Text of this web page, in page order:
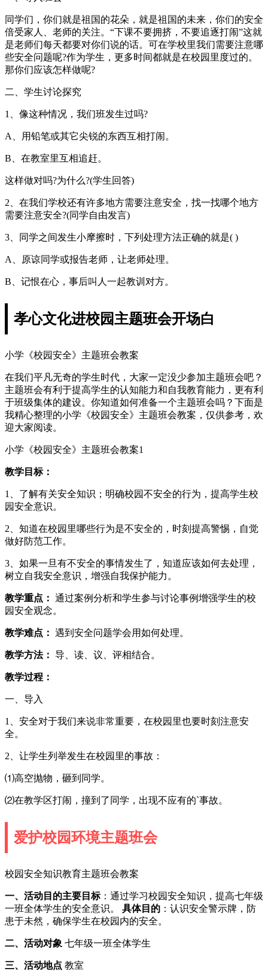
同学们，你们就是祖国的花朵，就是祖国的未来，你们的安全
倍受家人、老师的关注。“下课不要拥挤，不要追逐打闹”这就
是老师们每天都要对你们说的话。可在学校里我们需要注意哪
些安全问题呢?作为学生，更多时间都就是在校园里度过的。
那你们应该怎样做呢?
二、学生讨论探究
1、像这种情况，我们班发生过吗?
A、用铅笔或其它尖锐的东西互相打闹。
B、在教室里互相追赶。
这样做对吗?为什么?(学生回答)
2、在我们学校还有许多地方需要注意安全，找一找哪个地方
需要注意安全?(同学自由发言)
3、同学之间发生小摩擦时，下列处理方法正确的就是( )
A、原谅同学或报告老师，让老师处理。
B、记恨在心，事后叫人一起教训对方。
孝心文化进校园主题班会开场白
小学《校园安全》主题班会教案
在我们平凡无奇的学生时代，大家一定没少参加主题班会吧？
主题班会有利于提高学生的认知能力和自我教育能力，更有利
于班级集体的建设。你知道如何准备一个主题班会吗？下面是
我精心整理的小学《校园安全》主题班会教案，仅供参考，欢
迎大家阅读。
小学《校园安全》主题班会教案1
教学目标：
1、了解有关安全知识；明确校园不安全的行为，提高学生校
园安全意识。
2、知道在校园里哪些行为是不安全的，时刻提高警惕，自觉
做好防范工作。
3、如果一旦有不安全的事情发生了，知道应该如何去处理，
树立自我安全意识，增强自我保护能力。
教学重点： 通过案例分析和学生参与讨论事例增强学生的校
园安全观念。
教学难点： 遇到安全问题学会用如何处理。
教学方法： 导、读、议、评相结合。
教学过程：
一、导入
1、安全对于我们来说非常重要，在校园里也要时刻注意安
全。
2、让学生列举发生在校园里的事故：
⑴高空抛物，砸到同学。
⑵在教学区打闹，撞到了同学，出现不应有的`事故。
爱护校园环境主题班会
校园安全知识教育主题班会教案
一、活动目的主要目标：通过学习校园安全知识，提高七年级
一班全体学生的安全意识。 具体目的 ：认识安全警示牌，防
患于未然，确保学生在校园内的安全。
二、活动对象 七年级一班全体学生
三、活动地点 教室